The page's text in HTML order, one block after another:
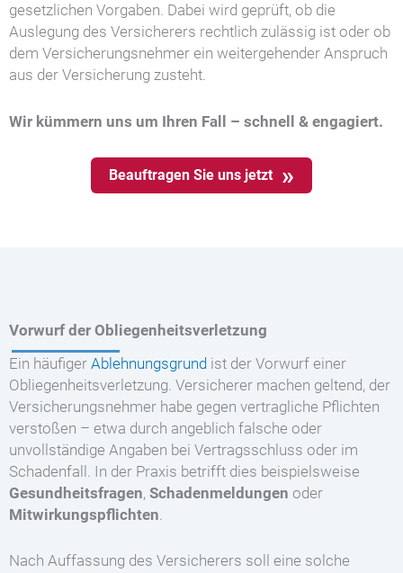
gesetzlichen Vorgaben. Dabei wird geprüft, ob die
Auslegung des Versicherers rechtlich zulässig ist oder ob
dem Versicherungsnehmer ein weitergehender Anspruch
aus der Versicherung zusteht.
Wir kümmern uns um Ihren Fall – schnell & engagiert.
Beauftragen Sie uns jetzt
Vorwurf der Obliegenheitsverletzung
Ein häufiger Ablehnungsgrund ist der Vorwurf einer
Obliegenheitsverletzung. Versicherer machen geltend, der
Versicherungsnehmer habe gegen vertragliche Pflichten
verstoßen – etwa durch angeblich falsche oder
unvollständige Angaben bei Vertragsschluss oder im
Schadenfall. In der Praxis betrifft dies beispielsweise
Gesundheitsfragen, Schadenmeldungen oder
Mitwirkungspflichten
Nach Auffassung des Versicherers soll eine solche